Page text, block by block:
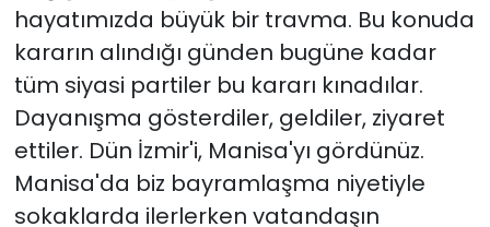
hayatımızda büyük bir travma. Bu konuda
kararın alındığı günden bugüne kadar
tüm siyasi partiler bu kararı kınadılar.
Dayanışma gösterdiler, geldiler, ziyaret
ettiler. Dün İzmir'i, Manisa'yı gördünüz.
Manisa'da biz bayramlaşma niyetiyle
sokaklarda ilerlerken vatandaşın